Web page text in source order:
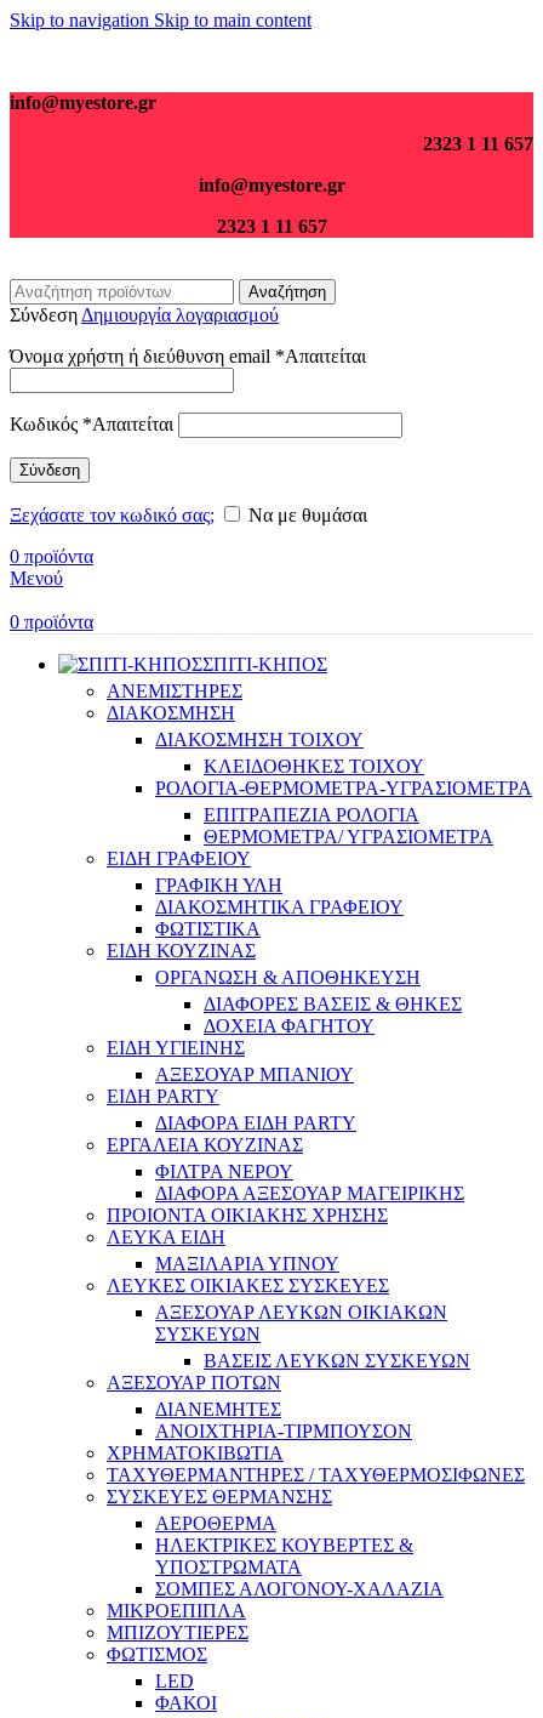
Skip to navigation Skip to main content
info@myestore.gr
2323 1 11 657
info@myestore.gr
2323 1 11 657
Αναζήτηση
Σύνδεση Δημιουργία λογαριασμού
Όνομα χρήστη ή διεύθυνση email *Απαιτείται
Κωδικός *Απαιτείται
Σύνδεση
Ξεχάσατε τον κωδικό σας;
Να με θυμάσαι
0 προϊόντα
Μενού
0 προϊόντα
ΣΠΙΤΙ-ΚΗΠΟΣ
ΑΝΕΜΙΣΤΗΡΕΣ
ΔΙΑΚΟΣΜΗΣΗ
ΔΙΑΚΟΣΜΗΣΗ ΤΟΙΧΟΥ
ΚΛΕΙΔΟΘΗΚΕΣ ΤΟΙΧΟΥ
ΡΟΛΟΓΙΑ-ΘΕΡΜΟΜΕΤΡΑ-ΥΓΡΑΣΙΟΜΕΤΡΑ
ΕΠΙΤΡΑΠΕΖΙΑ ΡΟΛΟΓΙΑ
ΘΕΡΜΟΜΕΤΡΑ/ ΥΓΡΑΣΙΟΜΕΤΡΑ
ΕΙΔΗ ΓΡΑΦΕΙΟΥ
ΓΡΑΦΙΚΗ ΥΛΗ
ΔΙΑΚΟΣΜΗΤΙΚΑ ΓΡΑΦΕΙΟΥ
ΦΩΤΙΣΤΙΚΑ
ΕΙΔΗ ΚΟΥΖΙΝΑΣ
ΟΡΓΑΝΩΣΗ & ΑΠΟΘΗΚΕΥΣΗ
ΔΙΑΦΟΡΕΣ ΒΑΣΕΙΣ & ΘΗΚΕΣ
ΔΟΧΕΙΑ ΦΑΓΗΤΟΥ
ΕΙΔΗ ΥΓΙΕΙΝΗΣ
ΑΞΕΣΟΥΑΡ ΜΠΑΝΙΟΥ
ΕΙΔΗ PARTY
ΔΙΑΦΟΡΑ ΕΙΔΗ PARTY
ΕΡΓΑΛΕΙΑ ΚΟΥΖΙΝΑΣ
ΦΙΛΤΡΑ ΝΕΡΟΥ
ΔΙΑΦΟΡΑ ΑΞΕΣΟΥΑΡ ΜΑΓΕΙΡΙΚΗΣ
ΠΡΟΙΟΝΤΑ ΟΙΚΙΑΚΗΣ ΧΡΗΣΗΣ
ΛΕΥΚΑ ΕΙΔΗ
ΜΑΞΙΛΑΡΙΑ ΥΠΝΟΥ
ΛΕΥΚΕΣ ΟΙΚΙΑΚΕΣ ΣΥΣΚΕΥΕΣ
ΑΞΕΣΟΥΑΡ ΛΕΥΚΩΝ ΟΙΚΙΑΚΩΝ
ΣΥΣΚΕΥΩΝ
ΒΑΣΕΙΣ ΛΕΥΚΩΝ ΣΥΣΚΕΥΩΝ
ΑΞΕΣΟΥΑΡ ΠΟΤΩΝ
ΔΙΑΝΕΜΗΤΕΣ
ΑΝΟΙΧΤΗΡΙΑ-ΤΙΡΜΠΟΥΣΟΝ
ΧΡΗΜΑΤΟΚΙΒΩΤΙΑ
ΤΑΧΥΘΕΡΜΑΝΤΗΡΕΣ / ΤΑΧΥΘΕΡΜΟΣΙΦΩΝΕΣ
ΣΥΣΚΕΥΕΣ ΘΕΡΜΑΝΣΗΣ
ΑΕΡΟΘΕΡΜΑ
ΗΛΕΚΤΡΙΚΕΣ ΚΟΥΒΕΡΤΕΣ &
ΥΠΟΣΤΡΩΜΑΤΑ
ΣΟΜΠΕΣ ΑΛΟΓΟΝΟΥ-ΧΑΛΑΖΙΑ
ΜΙΚΡΟΕΠΙΠΛΑ
ΜΠΙΖΟΥΤΙΕΡΕΣ
ΦΩΤΙΣΜΟΣ
LED
ΦΑΚΟΙ